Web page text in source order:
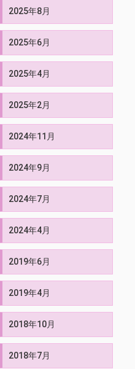
2025年8月
2025年6月
2025年4月
2025年2月
2024年11月
2024年9月
2024年7月
2024年4月
2019年6月
2019年4月
2018年10月
2018年7月